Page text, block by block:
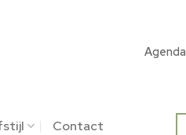
Agenda
Contact